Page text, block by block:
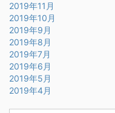
2019年11月
2019年10月
2019年9月
2019年8月
2019年7月
2019年6月
2019年5月
2019年4月